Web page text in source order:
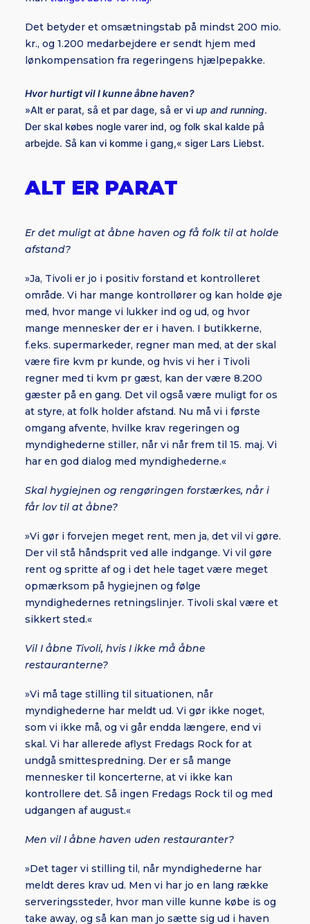
Det betyder et omsætningstab på mindst 200 mio.
kr., og 1.200 medarbejdere er sendt hjem med
lønkompensation fra regeringens hjælpepakke.
Hvor hurtigt vil I kunne åbne haven?
»Alt er parat, så et par dage, så er vi up and running.
Der skal købes nogle varer ind, og folk skal kalde på
arbejde. Så kan vi komme i gang,« siger Lars Liebst.
ALT ER PARAT
Er det muligt at åbne haven og få folk til at holde
afstand?
»Ja, Tivoli er jo i positiv forstand et kontrolleret
område. Vi har mange kontrollører og kan holde øje
med, hvor mange vi lukker ind og ud, og hvor
mange mennesker der er i haven. I butikkerne,
f.eks. supermarkeder, regner man med, at der skal
være fire kvm pr kunde, og hvis vi her i Tivoli
regner med ti kvm pr gæst, kan der være 8.200
gæster på en gang. Det vil også være muligt for os
at styre, at folk holder afstand. Nu må vi i første
omgang afvente, hvilke krav regeringen og
myndighederne stiller, når vi når frem til 15. maj. Vi
har en god dialog med myndighederne.«
Skal hygiejnen og rengøringen forstærkes, når i
får lov til at åbne?
»Vi gør i forvejen meget rent, men ja, det vil vi gøre.
Der vil stå håndsprit ved alle indgange. Vi vil gøre
rent og spritte af og i det hele taget være meget
opmærksom på hygiejnen og følge
myndighedernes retningslinjer. Tivoli skal være et
sikkert sted.«
Vil I åbne Tivoli, hvis I ikke må åbne
restauranterne?
»Vi må tage stilling til situationen, når
myndighederne har meldt ud. Vi gør ikke noget,
som vi ikke må, og vi går endda længere, end vi
skal. Vi har allerede aflyst Fredags Rock for at
undgå smittespredning. Der er så mange
mennesker til koncerterne, at vi ikke kan
kontrollere det. Så ingen Fredags Rock til og med
udgangen af august.«
Men vil I åbne haven uden restauranter?
»Det tager vi stilling til, når myndighederne har
meldt deres krav ud. Men vi har jo en lang række
serveringssteder, hvor man ville kunne købe is og
take away, og så kan man jo sætte sig ud i haven